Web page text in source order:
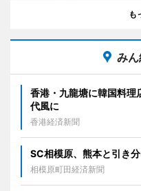
も
み
香港・九龍塘に韓国料
代風に
香港経済新聞
SC相模原、熊本と引き
相模原町田経済新聞